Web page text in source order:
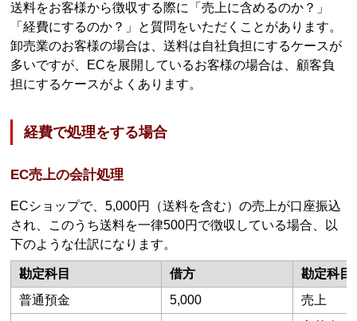
送料をお客様から徴収する際に「売上に含めるのか？」
「経費にするのか？」と質問をいただくことがあります。
卸売業のお客様の場合は、送料は自社負担にするケースが
多いですが、ECを展開しているお客様の場合は、顧客負
担にするケースがよくあります。
経費で処理をする場合
EC売上の会計処理
ECショップで、5,000円（送料を含む）の売上が口座振込
され、このうち送料を一律500円で徴収している場合、以
下のような仕訳になります。
勘定科目 借方
勘定科目
普通預金
5,000
売上